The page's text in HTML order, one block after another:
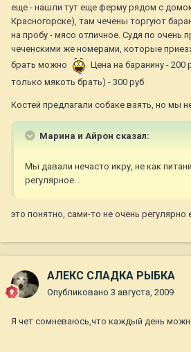
еще - нашли тут еще ферму рядом с
Красногорске), там чечены торгуют
на пробу - мясо отличное. Судя по очень
чеченскими же номерами, которые
брать можно
Цена на баранину - 200
только мякоть брать) - 300 руб
Костей предлагали собаке взять, но мы
Марина и Айрон сказал:
Мы давали нечасто икру, не как
регулярное...
это понятно, сами-то не очень
АЛЕКС СЛАДКА РЫБКА
Опубликовано 3 августа, 2009
Я чет сомневаюсь,что каждый день